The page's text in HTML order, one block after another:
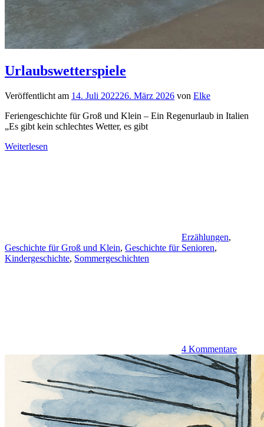
Urlaubswetterspiele
Veröffentlicht am 14. Juli 202226. März 2026 von Elke
Feriengeschichte für Groß und Klein – Ein Regenurlaub in Italien
„Es gibt kein schlechtes Wetter, es gibt
Weiterlesen
Erzählungen,
Geschichte für Groß und Klein, Geschichte für Senioren,
Kindergeschichte, Sommergeschichten
4 Kommentare